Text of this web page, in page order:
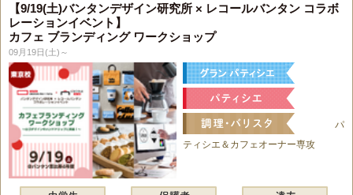
【9/19(土)バンタンデザイン研究所 × レコールバンタン コラボ
レーションイベント】
カフェ ブランディング ワークショップ
09月19日(土)～
パ
ティシエ＆カフェオーナー専攻